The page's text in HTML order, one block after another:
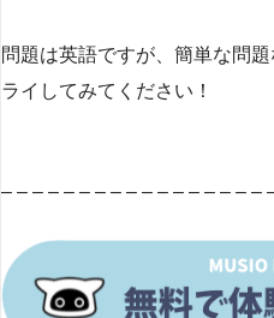
問題は英語ですが、簡単な問
ライしてみてください！
– – – – – – – – – – – – – – – – –